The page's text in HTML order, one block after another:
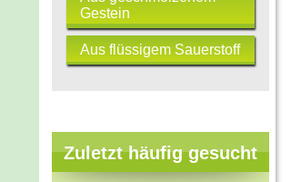
Gestein
Aus flüssigem Sauerstoff
Zuletzt häufig gesucht